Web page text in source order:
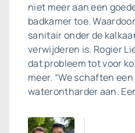
niet meer aan een
badkamer toe.
sanitair onder de
verwijderen is. Rogier
dat probleem tot voor
meer. “We schaften
waterontharder aan.